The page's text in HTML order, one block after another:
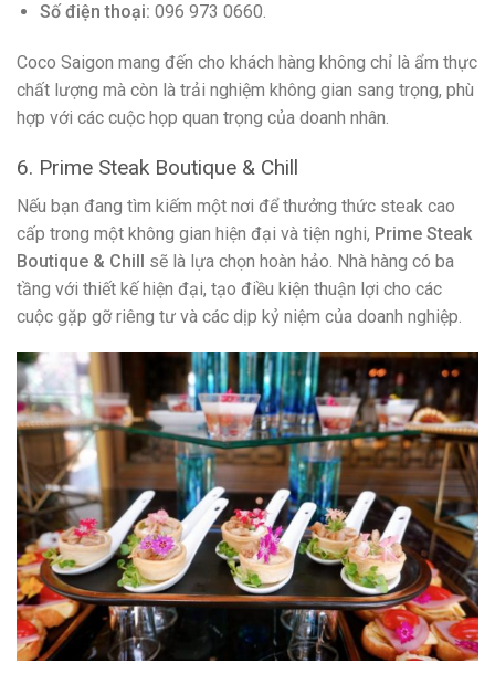
Số điện thoại: 096 973 0660.
Coco Saigon mang đến cho khách hàng không chỉ là ẩm thực
chất lượng mà còn là trải nghiệm không gian sang trọng, phù
hợp với các cuộc họp quan trọng của doanh nhân.
6. Prime Steak Boutique & Chill
Nếu bạn đang tìm kiếm một nơi để thưởng thức steak cao
cấp trong một không gian hiện đại và tiện nghi, Prime Steak
Boutique & Chill sẽ là lựa chọn hoàn hảo. Nhà hàng có ba
tầng với thiết kế hiện đại, tạo điều kiện thuận lợi cho các
cuộc gặp gỡ riêng tư và các dịp kỷ niệm của doanh nghiệp.